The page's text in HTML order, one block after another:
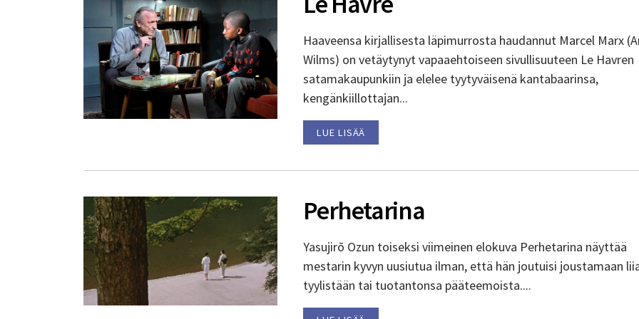
Haaveensa kirjallisesta läpimurrosta haudannut Marcel Marx
Wilms) on vetäytynyt vapaaehtoiseen sivullisuuteen Le Havren
satamakaupunkiin ja elelee tyytyväisenä kantabaarinsa,
kengänkiillottajan...
LUE LISÄÄ
Perhetarina
Yasujirō Ozun toiseksi viimeinen elokuva Perhetarina näyttää
mestarin kyvyn uusiutua ilman, että hän joutuisi joustamaan
tyylistään tai tuotantonsa pääteemoista....